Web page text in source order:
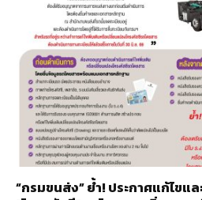
“กรมขนส่ง” ย้ำ! ประกาศแก้ไขแ